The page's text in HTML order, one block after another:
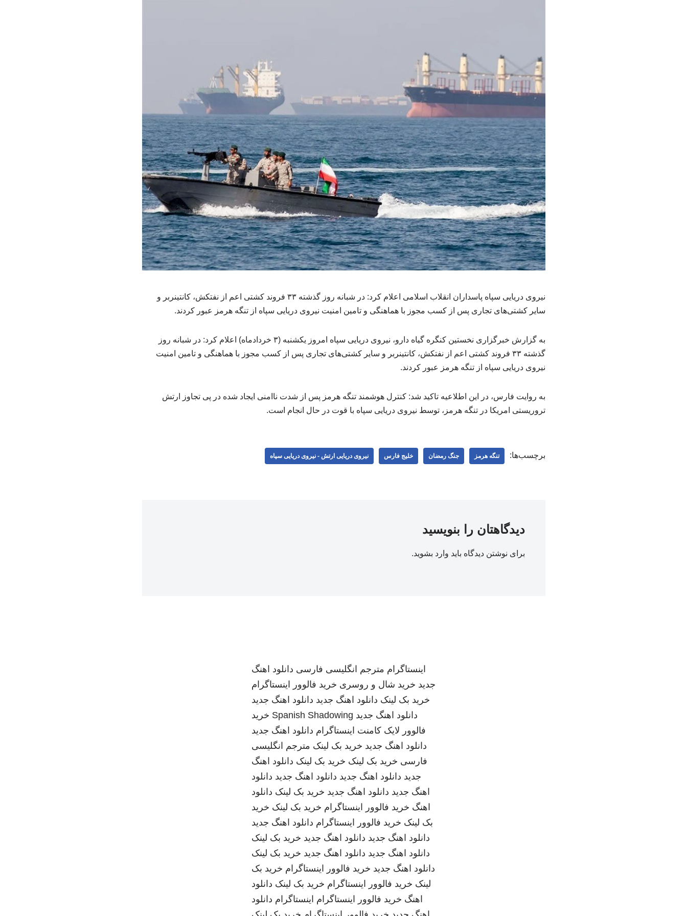
نیروی دریایی سپاه پاسداران انقلاب اسلامی اعلام کرد: در شبانه روز گذشته ۳۳ فروند کشتی اعم از نفتکش، کانتینربر و
سایر کشتی‌های تجاری پس از کسب مجوز با هماهنگی و تامین امنیت نیروی دریایی سپاه از تنگه هرمز عبور کردند.
به گزارش خبرگزاری نخستین کنگره گیاه دارو، نیروی دریایی سپاه امروز یکشنبه (۳ خردادماه) اعلام کرد: در شبانه روز
گذشته ۳۳ فروند کشتی اعم از نفتکش، کانتینربر و سایر کشتی‌های تجاری پس از کسب مجوز با هماهنگی و تامین امنیت
نیروی دریایی سپاه از تنگه هرمز عبور کردند.
به روایت فارس، در این اطلاعیه تاکید شد: کنترل هوشمند تنگه هرمز پس از شدت ناامنی ایجاد شده در پی تجاوز ارتش
تروریستی امریکا در تنگه هرمز، توسط نیروی دریایی سپاه با قوت در حال انجام است.
برچسب‌ها: تنگه هرمز جنگ رمضان خلیج فارس نیروی دریایی ارتش - نیروی دریایی سپاه
دیدگاهتان را بنویسید
برای نوشتن دیدگاه باید وارد بشوید.
اینستاگرام مترجم انگلیسی فارسی دانلود اهنگ
جدید خرید شال و روسری خرید فالوور اینستاگرام
خرید بک لینک دانلود اهنگ جدید دانلود اهنگ جدید
دانلود اهنگ جدید Spanish Shadowing خرید
فالوور لایک کامنت اینستاگرام دانلود اهنگ جدید
دانلود اهنگ جدید خرید بک لینک مترجم انگلیسی
فارسی خرید بک لینک خرید بک لینک دانلود اهنگ
جدید دانلود اهنگ جدید دانلود اهنگ جدید دانلود
اهنگ جدید دانلود اهنگ جدید خرید بک لینک دانلود
اهنگ خرید فالوور اینستاگرام خرید بک لینک خرید
بک لینک خرید فالوور اینستاگرام دانلود اهنگ جدید
دانلود اهنگ جدید دانلود اهنگ جدید خرید بک لینک
دانلود اهنگ جدید دانلود اهنگ جدید خرید بک لینک
دانلود اهنگ جدید خرید فالوور اینستاگرام خرید بک
لینک خرید فالوور اینستاگرام خرید بک لینک دانلود
اهنگ خرید فالوور اینستاگرام اینستاگرام دانلود